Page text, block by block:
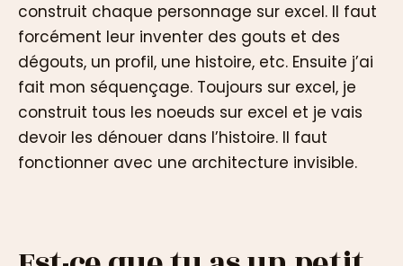
construit chaque personnage sur excel. Il faut
forcément leur inventer des gouts et des
dégouts, un profil, une histoire, etc. Ensuite j’ai
fait mon séquençage. Toujours sur excel, je
construit tous les noeuds sur excel et je vais
devoir les dénouer dans l’histoire. Il faut
fonctionner avec une architecture invisible.